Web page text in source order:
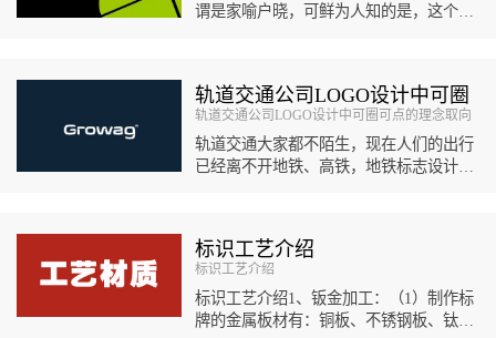
谓是家喻户晓，可鲜为人知的是，这个机
轨道交通公司LOGO设计中可圈
可点的理念取向
轨道交通公司LOGO设计中可圈可点的理念取向
轨道交通大家都不陌生，现在人们的出行
已经离不开地铁、高铁，地铁标志设计可
标识工艺介绍
标识工艺介绍
标识工艺介绍1、钣金加工：（1）制作标
牌的金属板材有：铜板、不锈钢板、钛金